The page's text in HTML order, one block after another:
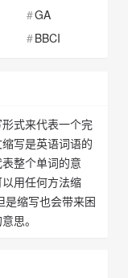
GA
BBCI
式来代表一个完
写是英语词语的
整个单词的意
用任何方法缩
是缩写也会带来困
思。